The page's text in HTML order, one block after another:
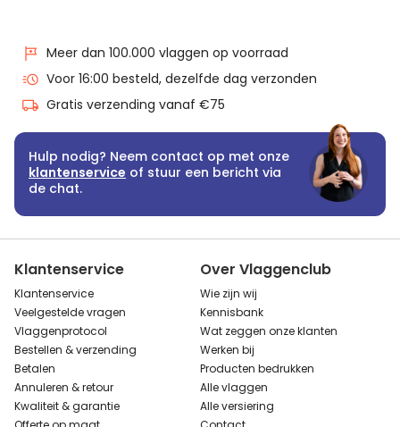
Meer dan 100.000 vlaggen op voorraad
Voor 16:00 besteld, dezelfde dag verzonden
Gratis verzending vanaf €75
Hulp nodig? Neem contact op met onze
klantenservice of stuur een bericht via
de chat.
Klantenservice
Klantenservice
Veelgestelde vragen
Vlaggenprotocol
Bestellen & verzending
Betalen
Annuleren & retour
Kwaliteit & garantie
Over Vlaggenclub
Wie zijn wij
Kennisbank
Wat zeggen onze klanten
Werken bij
Producten bedrukken
Alle vlaggen
Alle versiering